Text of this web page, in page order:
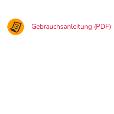
Gebrauchsanleitung (PDF)